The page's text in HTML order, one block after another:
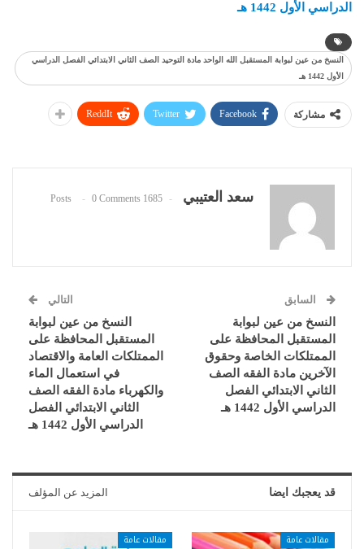
الدراسي الأول 1442 هـ
النسخ من عين لبوابة المستقبل الله الواحد مادة التوحيد الصف الثاني الابتدائي الفصل الدراسي
الأول 1442 هـ
مشاركة Facebook
Twitter
ReddIt
سعد العتيبي 1685 Posts
0 Comments
السابق
النسخ من عين لبوابة
المستقبل المحافظة على
الممتلكات الخاصة وحقوق
الآخرين مادة الفقه الصف
الثاني الابتدائي الفصل
الدراسي الأول 1442 هـ
التالي
النسخ من عين لبوابة
المستقبل المحافظة على
الممتلكات العامة والاقتصاد
في استعمال الماء
والكهرباء مادة الفقه الصف
الثاني الابتدائي الفصل
الدراسي الأول 1442 هـ
قد يعجبك ايضا المزيد عن المؤلف
مقالات عامة مقالات عامة